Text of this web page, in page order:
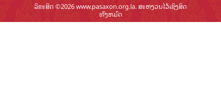
ລິຂະສິດ ©2026 www.pasaxon.org.la. ສະຫງວນໄວ້ເຊິງສິດ
ທັງຫມົດ